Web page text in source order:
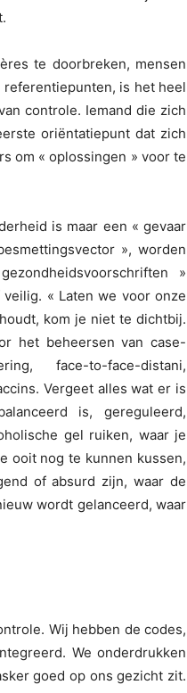
te doorbreken, mensen
referentiepunten, is het heel
controle. Iemand die zich
oriëntatiepunt dat zich
om « oplossingen » voor te
is maar een « gevaar
», worden
»
« Laten we voor onze
kom je niet te dichtbij.
het beheersen van case-
face-to-face-distani,
Vergeet alles wat er is
is, gereguleerd,
gel ruiken, waar je
ooit nog te kunnen kussen,
of absurd zijn, waar de
wordt gelanceerd, waar
Wij hebben de codes,
We onderdrukken
goed op ons gezicht zit.